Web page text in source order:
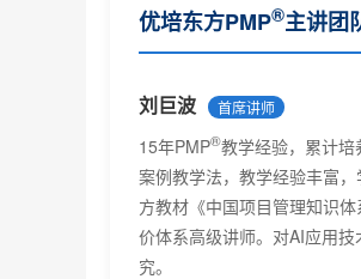
PMP®报考条件及相关要求
PMP网络教育的优势有哪些
PMP培训项目危机处理，你
优培东方PMP®主讲团
刘巨波 首席讲师
15年PMP®教学经验，累计
案例教学法，教学经验丰富
方教材《中国项目管理知识
价体系高级讲师。对AI应用
究。